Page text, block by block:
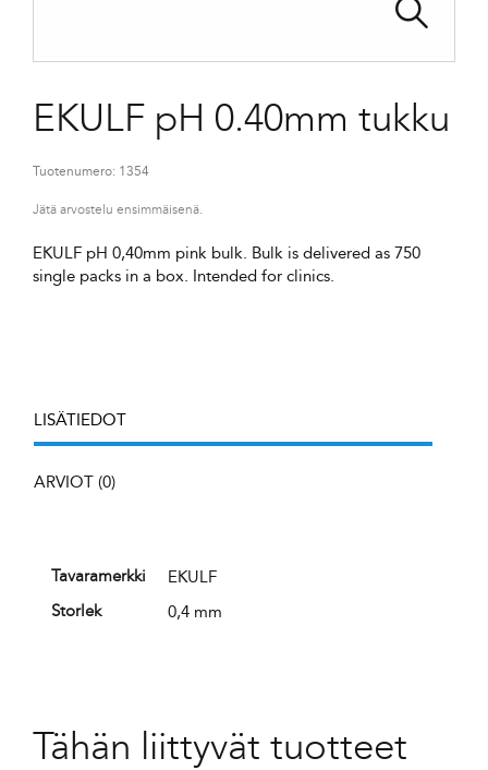
EKULF pH 0.40mm tukku
Tuotenumero: 1354
Jätä arvostelu ensimmäisenä.
EKULF pH 0,40mm pink bulk. Bulk is delivered as 750
single packs in a box. Intended for clinics.
LISÄTIEDOT
ARVIOT (0)
Tavaramerkki EKULF
Storlek 0,4 mm
Tähän liittyvät tuotteet